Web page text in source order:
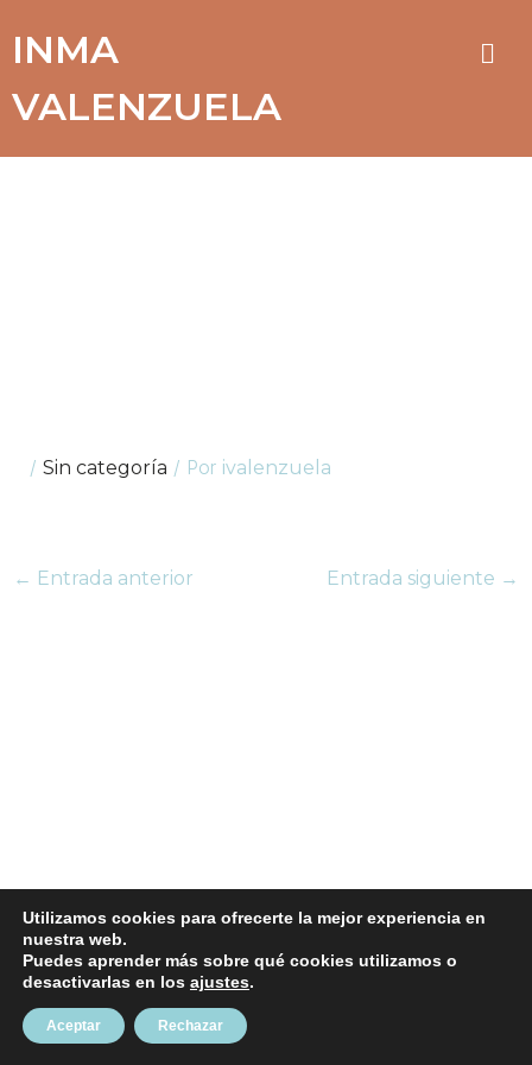
contenido
INMA
VALENZUELA
/ Sin categoría / Por ivalenzuela
← Entrada anterior Entrada siguiente →
Copyright © 2026Inma Valenzuela
Política de cookies
Utilizamos cookies para ofrecerte la mejor experiencia en
nuestra web.
Puedes aprender más sobre qué cookies utilizamos o
desactivarlas en los ajustes.
Aceptar Rechazar